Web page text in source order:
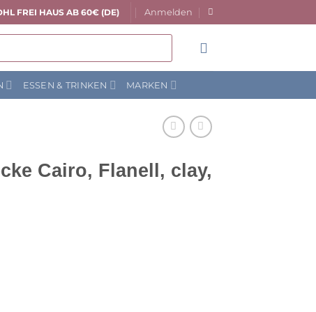
FREI HAUS AB 60€ (DE) Anmelden
ESSEN & TRINKEN MARKEN
Cairo, Flanell, clay,